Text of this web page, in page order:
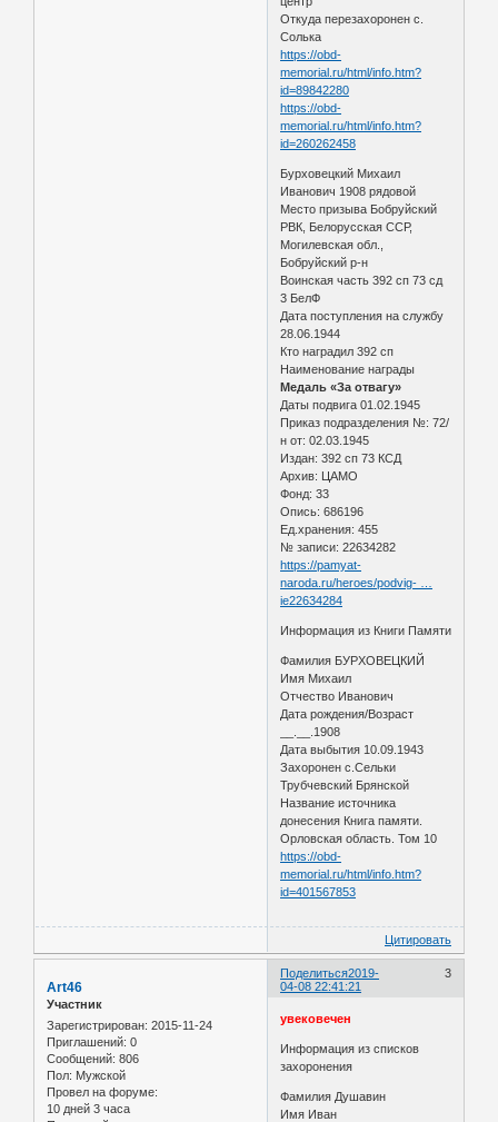
Откуда перезахоронен с.
Солька
https://obd-
memorial.ru/html/info.htm?
id=89842280
https://obd-
memorial.ru/html/info.htm?
id=260262458
Бурховецкий Михаил
Иванович 1908 рядовой
Место призыва Бобруйский
РВК, Белорусская ССР,
Могилевская обл.,
Бобруйский р-н
Воинская часть 392 сп 73 сд
3 БелФ
Дата поступления на службу
28.06.1944
Кто наградил 392 сп
Наименование награды
Медаль «За отвагу»
Даты подвига 01.02.1945
Приказ подразделения №: 72/
н от: 02.03.1945
Издан: 392 сп 73 КСД
Архив: ЦАМО
Фонд: 33
Опись: 686196
Ед.хранения: 455
№ записи: 22634282
https://pamyat-
naroda.ru/heroes/podvig- …
ie22634284
Информация из Книги Памяти
Фамилия БУРХОВЕЦКИЙ
Имя Михаил
Отчество Иванович
Дата рождения/Возраст
__.__.1908
Дата выбытия 10.09.1943
Захоронен с.Сельки
Трубчевский Брянской
Название источника
донесения Книга памяти.
Орловская область. Том 10
https://obd-
memorial.ru/html/info.htm?
id=401567853
Цитировать
Поделиться 3
2019-
04-08 22:41:21
Art46
Участник
Зарегистрирован: 2015-11-24
Приглашений: 0
Сообщений: 806
Пол: Мужской
Провел на форуме:
10 дней 3 часа
увековечен
Информация из списков
захоронения
Фамилия Душавин
Имя Иван